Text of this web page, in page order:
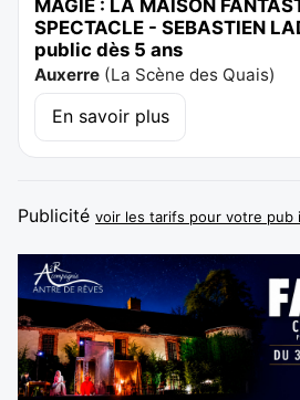
MAGIE : LA MAISON
SPECTACLE - SEBASTIEN
public dès 5 ans
Auxerre (La Scène des Quais)
En savoir plus
Publicité voir les tarifs pour votre pub